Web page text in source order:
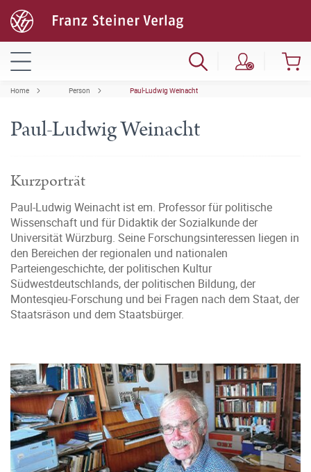
Home Person Paul-Ludwig Weinacht
Paul-Ludwig Weinacht
Kurzporträt
Paul-Ludwig Weinacht ist em. Professor für politische
Wissenschaft und für Didaktik der Sozialkunde der
Universität Würzburg. Seine Forschungsinteressen liegen in
den Bereichen der regionalen und nationalen
Parteiengeschichte, der politischen Kultur
Südwestdeutschlands, der politischen Bildung, der
Montesqieu-Forschung und bei Fragen nach dem Staat, der
Staatsräson und dem Staatsbürger.